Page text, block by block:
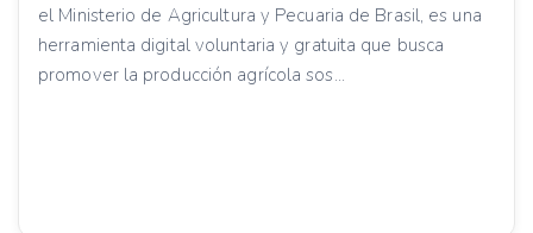
el Ministerio de Agricultura y Pecuaria de Brasil, es una
herramienta digital voluntaria y gratuita que busca
promover la producción agrícola sos...